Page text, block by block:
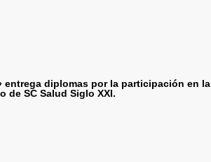
entrega diplomas por la participación en la
de SC Salud Siglo XXI.